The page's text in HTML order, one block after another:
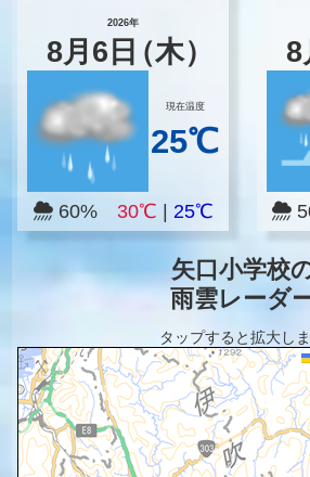
2026年
8月 6 日（木）
現在温度
25℃
60% 30℃ 25℃
8
矢口小学校
雨雲レーダ
タップすると拡大し